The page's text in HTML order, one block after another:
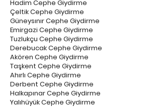
Hadim Cephe Giydirme
Çeltik Cephe Giydirme
Güneysınır Cephe Giydirme
Emirgazi Cephe Giydirme
Tuzlukçu Cephe Giydirme
Derebucak Cephe Giydirme
Akören Cephe Giydirme
Taşkent Cephe Giydirme
Ahırlı Cephe Giydirme
Derbent Cephe Giydirme
Halkapınar Cephe Giydirme
Yalıhüyük Cephe Giydirme